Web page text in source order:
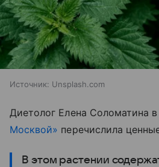
Источник: Unsplash.com
Диетолог Елена Соломатина в
Москвой» перечислила
В этом растении